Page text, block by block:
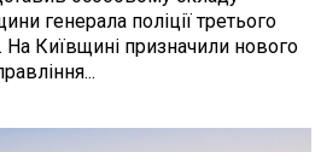
генерала поліції третього